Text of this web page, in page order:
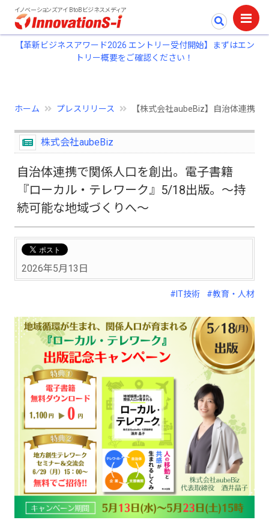
イノベーションズアイ BtoBビジネスメディア
【革新ビジネスアワード2026 エントリー受付開始】まずはエン
トリー概要をご確認ください！
ホーム プレスリリース 【株式会社aubeBiz】自治体連携
株式会社aubeBiz
自治体連携で関係人口を創出。電子書籍
『ローカル・テレワーク』5/18出版。～持
続可能な地域づくりへ～
2026年5月13日
#IT技術 #教育・人材